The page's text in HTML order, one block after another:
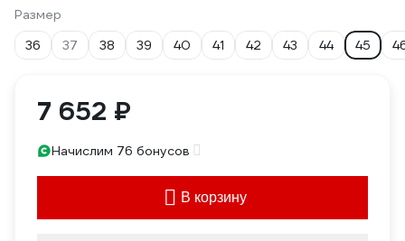
Размер
36
37 38 39 40 41 42 43 44 45
7 652 ₽
Начислим 76 бонусов
В корзину